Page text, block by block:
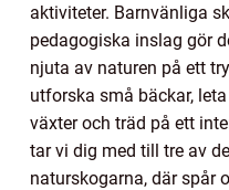
aktiviteter. Barnvänliga
pedagogiska inslag gör
njuta av naturen på ett
utforska små bäckar,
växter och träd på ett
tar vi dig med till tre av
naturskogarna, där spår